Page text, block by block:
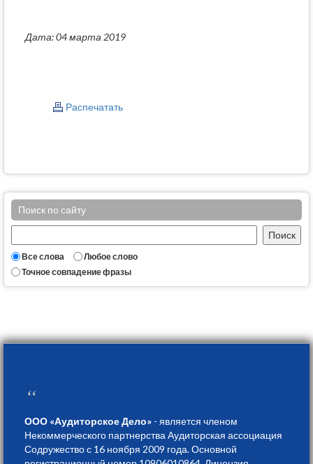
Дата: 04 марта 2019
Распечатать
Поиск по сайту
Все слова
Любое слово
Точное совпадение фразы
“
ООО «Аудиторское Дело» - является членом
Некоммерческого партнерства Аудиторская ассоциация
Содружество с 16 ноября 2009 года. Основной